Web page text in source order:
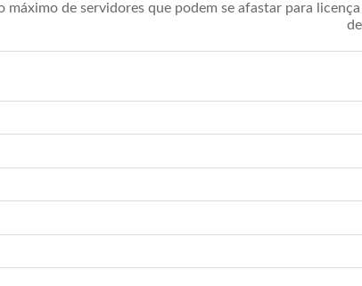
de servidores que podem se afastar para